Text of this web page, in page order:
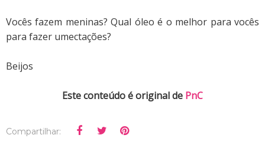
Vocês fazem meninas? Qual óleo é o melhor para vocês
para fazer umectações?
Beijos
Este conteúdo é original de PnC
Compartilhar: